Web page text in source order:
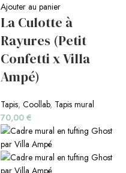
Ajouter au panier
La Culotte à
Rayures (Petit
Confetti x Villa
Ampé)
Tapis, Coollab, Tapis mural
70,00 €